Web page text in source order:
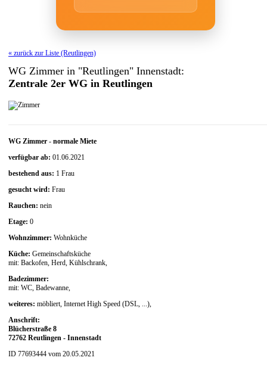
« zurück zur Liste (Reutlingen)
WG Zimmer in "Reutlingen" Innenstadt:
Zentrale 2er WG in Reutlingen
WG Zimmer - normale Miete
verfügbar ab: 01.06.2021
bestehend aus: 1 Frau
gesucht wird: Frau
Rauchen: nein
Etage: 0
Wohnzimmer: Wohnküche
Küche: Gemeinschaftsküche
mit: Backofen, Herd, Kühlschrank,
Badezimmer:
mit: WC, Badewanne,
weiteres: möbliert, Internet High Speed (DSL, ...),
Anschrift:
Blücherstraße 8
72762 Reutlingen - Innenstadt
ID 77693444 vom 20.05.2021